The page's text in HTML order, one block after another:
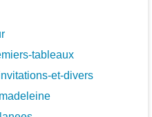
tableaux
et-divers